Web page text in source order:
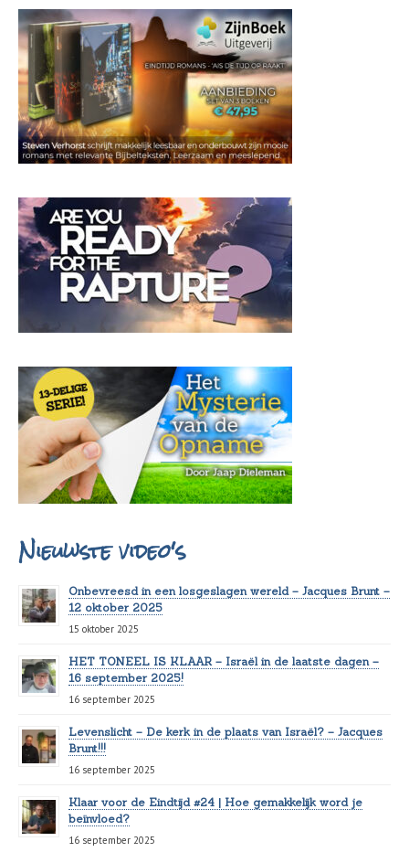
Nieuwste video's
Onbevreesd in een losgeslagen wereld – Jacques Brunt –
12 oktober 2025
15 oktober 2025
HET TONEEL IS KLAAR – Israël in de laatste dagen –
16 september 2025!
16 september 2025
Levenslicht – De kerk in de plaats van Israël? – Jacques
Brunt!!!
16 september 2025
Klaar voor de Eindtijd #24 | Hoe gemakkelijk word je
beïnvloed?
16 september 2025